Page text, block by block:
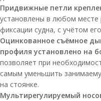
Придвижные петли
установлены в любом
фиксации судна, с учётом
Оцинкованное съёмное
профиля установлено на
позволяет при
самым уменьшить
на стоянке.
Мультирегулируемый